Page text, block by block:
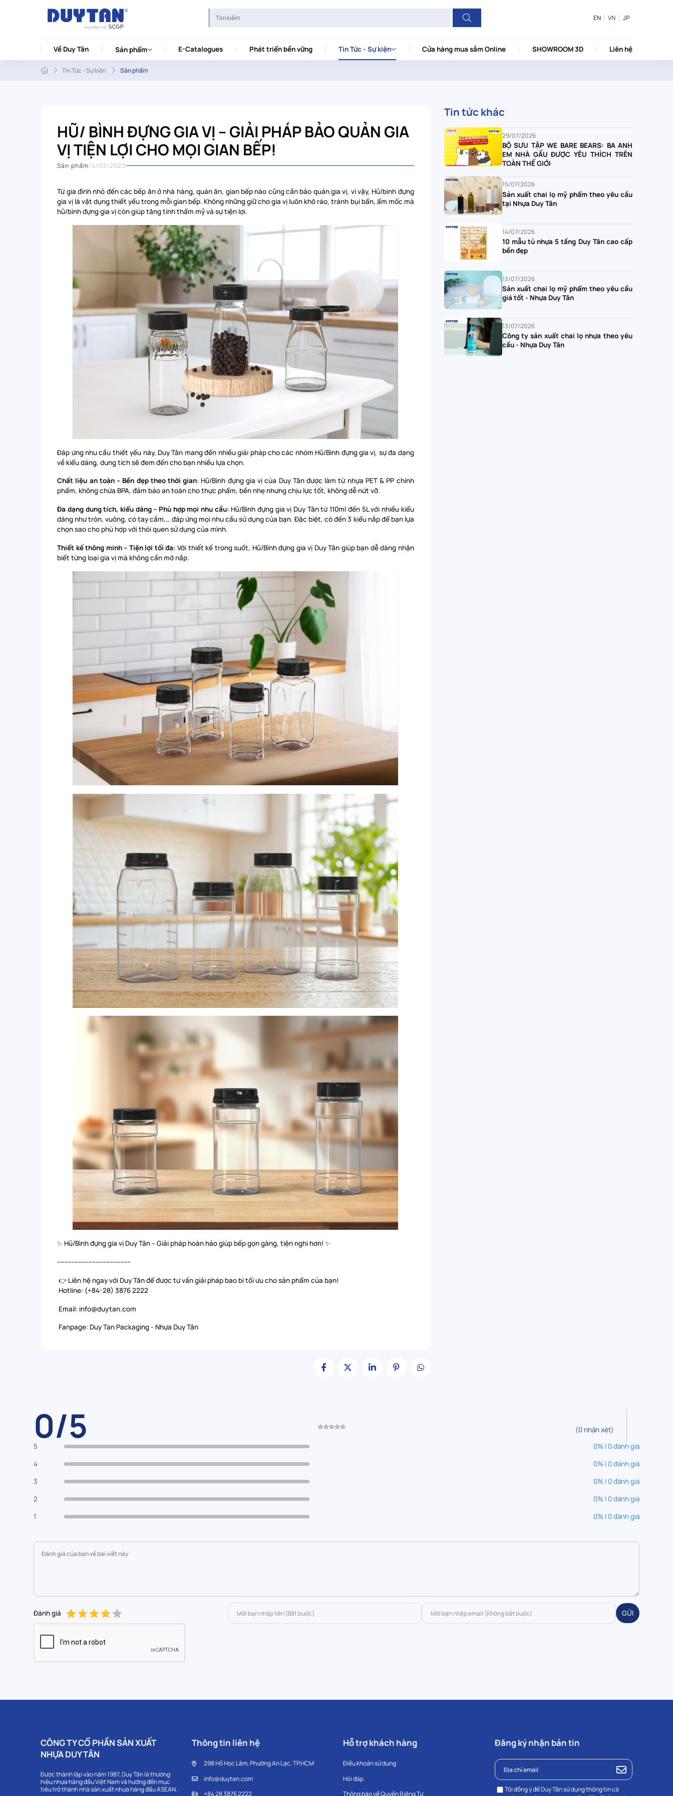
EN VN JP
Về Duy Tân Sản phẩm E-Catalogues Phát triển bền vững Tin Tức - Sự kiện Cửa hàng mua sắm Online SHOWROOM 3D Liên hệ
Tin Tức - Sự kiện Sản phẩm
HŨ/ BÌNH ĐỰNG GIA VỊ – GIẢI PHÁP BẢO QUẢN GIA
VỊ TIỆN LỢI CHO MỌI GIAN BẾP!
Sản phẩm14/03/2025
Từ gia đình nhỏ đến các bếp ăn ở nhà hàng, quán ăn, gian bếp nào cũng cần bảo quản gia vị, vì vậy, Hũ/bình đựng
gia vị là vật dụng thiết yếu trong mỗi gian bếp. Không những giữ cho gia vị luôn khô ráo, tránh bụi bẩn, ẩm mốc mà
hũ/bình đựng gia vị còn giúp tăng tính thẩm mỹ và sự tiện lợi.
Đáp ứng nhu cầu thiết yếu này, Duy Tân mang đến nhiều giải pháp cho các nhóm Hũ/Bình đựng gia vị, sự đa dạng
về kiểu dáng, dung tích sẽ đem đến cho bạn nhiều lựa chọn.
Chất liệu an toàn – Bền đẹp theo thời gian: Hũ/Bình đựng gia vị của Duy Tân được làm từ nhựa PET & PP chính
phẩm, không chứa BPA, đảm bảo an toàn cho thực phẩm, bền nhẹ nhưng chịu lực tốt, không dễ nứt vỡ.
Đa dạng dung tích, kiểu dáng – Phù hợp mọi nhu cầu: Hũ/Bình đựng gia vị Duy Tân từ 110ml đến 5L với nhiều kiểu
dáng như tròn, vuông, có tay cầm,… đáp ứng mọi nhu cầu sử dụng của bạn. Đặc biệt, có đến 3 kiểu nắp để bạn lựa
chọn sao cho phù hợp với thói quen sử dụng của mình.
Thiết kế thông minh – Tiện lợi tối đa:Với thiết kế trong suốt, Hũ/Bình đựng gia vị Duy Tân giúp bạn dễ dàng nhận
biết từng loại gia vị mà không cần mở nắp.
✨ Hũ/Bình đựng gia vị Duy Tân – Giải pháp hoàn hảo giúp bếp gọn gàng, tiện nghi hơn! ✨
------------------------------------------
👉 Liên hệ ngay với Duy Tân để được tư vấn giải pháp bao bì tối ưu cho sản phẩm của bạn!
Hotline: (+84-28) 3876 2222
Email: info@duytan.com
Fanpage: Duy Tan Packaging- Nhựa Duy Tân
Tin tức khác
29/07/2026
BỘ SƯU TẬP WE BARE BEARS: BA ANH
EM NHÀ GẤU ĐƯỢC YÊU THÍCH TRÊN
TOÀN THẾ GIỚI
15/07/2026
Sản xuất chai lọ mỹ phẩm theo yêu cầu
tại Nhựa Duy Tân
14/07/2026
10 mẫu tủ nhựa 5 tầng Duy Tân cao cấp
bền đẹp
13/07/2026
Sản xuất chai lọ mỹ phẩm theo yêu cầu
giá tốt - Nhựa Duy Tân
13/07/2026
Công ty sản xuất chai lọ nhựa theo yêu
cầu - Nhựa Duy Tân
0/5
(0 nhận xét)
5
0% | 0 đánh giá
4
0% | 0 đánh giá
3
0% | 0 đánh giá
2
0% | 0 đánh giá
1
0% | 0 đánh giá
Đánh giá GỬI
CÔNG TY CỔ PHẦN SẢN XUẤT
NHỰA DUY TÂN
Được thành lập vào năm 1987, Duy Tân là thương
hiệu nhựa hàng đầu Việt Nam và hướng đến mục
tiêu trở thành nhà sản xuất nhựa hàng đầu ASEAN.
Thông tin liên hệ
298 Hồ Học Lãm, Phường An Lạc, TP.HCM
info@duytan.com
+84 28 3876 2222
Hỗ trợ khách hàng
Điều khoản sử dụng
Hỏi đáp
Thông báo về Quyền Riêng Tư
Đăng ký nhận bản tin
Tôi đồng ý để Duy Tân sử dụng thông tin cá